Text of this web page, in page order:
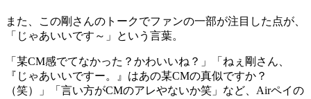
また、この剛さんのトークでファンの一部が注目した点が、
「じゃあいいです～」という言葉。
「某CM感でてなかった？かわいいね？」「ねぇ剛さん、
『じゃあいいですー。』はあの某CMの真似ですか？
（笑）」「言い方がCMのアレやないか笑」など、Airペイの